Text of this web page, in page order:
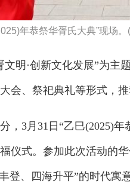
年恭祭华胥氏大典”现场
·创新文化发展”为主
会、祭祀典礼等形式，推
3月31日“乙巳(2025)年
仪式。参加此次活动的
登、四海升平”的时代寓意